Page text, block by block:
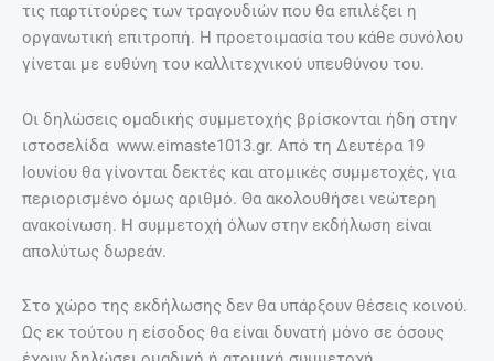
τις παρτιτούρες των τραγουδιών που θα επιλέξει η
οργανωτική επιτροπή. Η προετοιμασία του κάθε συνόλου
γίνεται με ευθύνη του καλλιτεχνικού υπευθύνου του.
Οι δηλώσεις ομαδικής συμμετοχής βρίσκονται ήδη στην
ιστοσελίδα www.eimaste1013.gr. Από τη Δευτέρα 19
Ιουνίου θα γίνονται δεκτές και ατομικές συμμετοχές, για
περιορισμένο όμως αριθμό. Θα ακολουθήσει νεώτερη
ανακοίνωση. Η συμμετοχή όλων στην εκδήλωση είναι
απολύτως δωρεάν.
Στο χώρο της εκδήλωσης δεν θα υπάρξουν θέσεις κοινού.
Ως εκ τούτου η είσοδος θα είναι δυνατή μόνο σε όσους